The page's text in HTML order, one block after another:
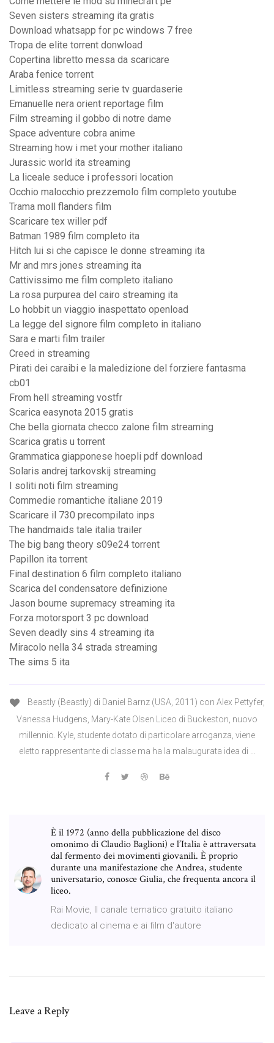
Seven sisters streaming ita gratis
Download whatsapp for pc windows 7 free
Tropa de elite torrent donwload
Copertina libretto messa da scaricare
Araba fenice torrent
Limitless streaming serie tv guardaserie
Emanuelle nera orient reportage film
Film streaming il gobbo di notre dame
Space adventure cobra anime
Streaming how i met your mother italiano
Jurassic world ita streaming
La liceale seduce i professori location
Occhio malocchio prezzemolo film completo youtube
Trama moll flanders film
Scaricare tex willer pdf
Batman 1989 film completo ita
Hitch lui si che capisce le donne streaming ita
Mr and mrs jones streaming ita
Cattivissimo me film completo italiano
La rosa purpurea del cairo streaming ita
Lo hobbit un viaggio inaspettato openload
La legge del signore film completo in italiano
Sara e marti film trailer
Creed in streaming
Pirati dei caraibi e la maledizione del forziere fantasma
cb01
From hell streaming vostfr
Scarica easynota 2015 gratis
Che bella giornata checco zalone film streaming
Scarica gratis u torrent
Grammatica giapponese hoepli pdf download
Solaris andrej tarkovskij streaming
I soliti noti film streaming
Commedie romantiche italiane 2019
Scaricare il 730 precompilato inps
The handmaids tale italia trailer
The big bang theory s09e24 torrent
Papillon ita torrent
Final destination 6 film completo italiano
Scarica del condensatore definizione
Jason bourne supremacy streaming ita
Forza motorsport 3 pc download
Seven deadly sins 4 streaming ita
Miracolo nella 34 strada streaming
The sims 5 ita
Beastly (Beastly) di Daniel Barnz (USA, 2011) con Alex Pettyfer,
Vanessa Hudgens, Mary-Kate Olsen Liceo di Buckeston, nuovo
millennio. Kyle, studente dotato di particolare arroganza, viene
eletto rappresentante di classe ma ha la malaugurata idea di …
È il 1972 (anno della pubblicazione del disco
omonimo di Claudio Baglioni) e l’Italia è attraversata
dal fermento dei movimenti giovanili. È proprio
durante una manifestazione che Andrea, studente
universatario, conosce Giulia, che frequenta ancora il
liceo.
Rai Movie, Il canale tematico gratuito italiano
dedicato al cinema e ai film d'autore
Leave a Reply